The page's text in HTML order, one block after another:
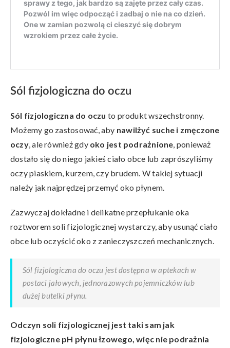
Sól fizjologiczna do oczu
Sól fizjologiczna do oczu to produkt wszechstronny.
Możemy go zastosować, aby nawilżyć suche i zmęczone
oczy, ale również gdy oko jest podrażnione, ponieważ
dostało się do niego jakieś ciało obce lub zaprószyliśmy
oczy piaskiem, kurzem, czy brudem. W takiej sytuacji
należy jak najprędzej przemyć oko płynem.
Zazwyczaj dokładne i delikatne przepłukanie oka
roztworem soli fizjologicznej wystarczy, aby usunąć ciało
obce lub oczyścić oko z zanieczyszczeń mechanicznych.
Sól fizjologiczna do oczu jest dostępna w aptekach w
postaci jałowych, jednorazowych pojemniczków lub
dużej butelki płynu.
Odczyn soli fizjologicznej jest taki sam jak
fizjologiczne pH płynu łzowego, więc nie podrażnia